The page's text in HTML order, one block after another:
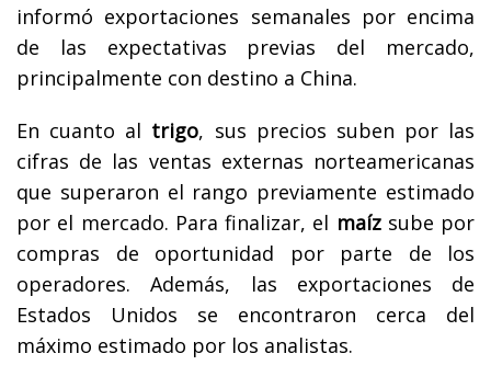
informó exportaciones semanales por encima
de las expectativas previas del mercado,
principalmente con destino a China.
En cuanto al trigo, sus precios suben por las
cifras de las ventas externas norteamericanas
que superaron el rango previamente estimado
por el mercado. Para finalizar, el maíz sube por
compras de oportunidad por parte de los
operadores. Además, las exportaciones de
Estados Unidos se encontraron cerca del
máximo estimado por los analistas.